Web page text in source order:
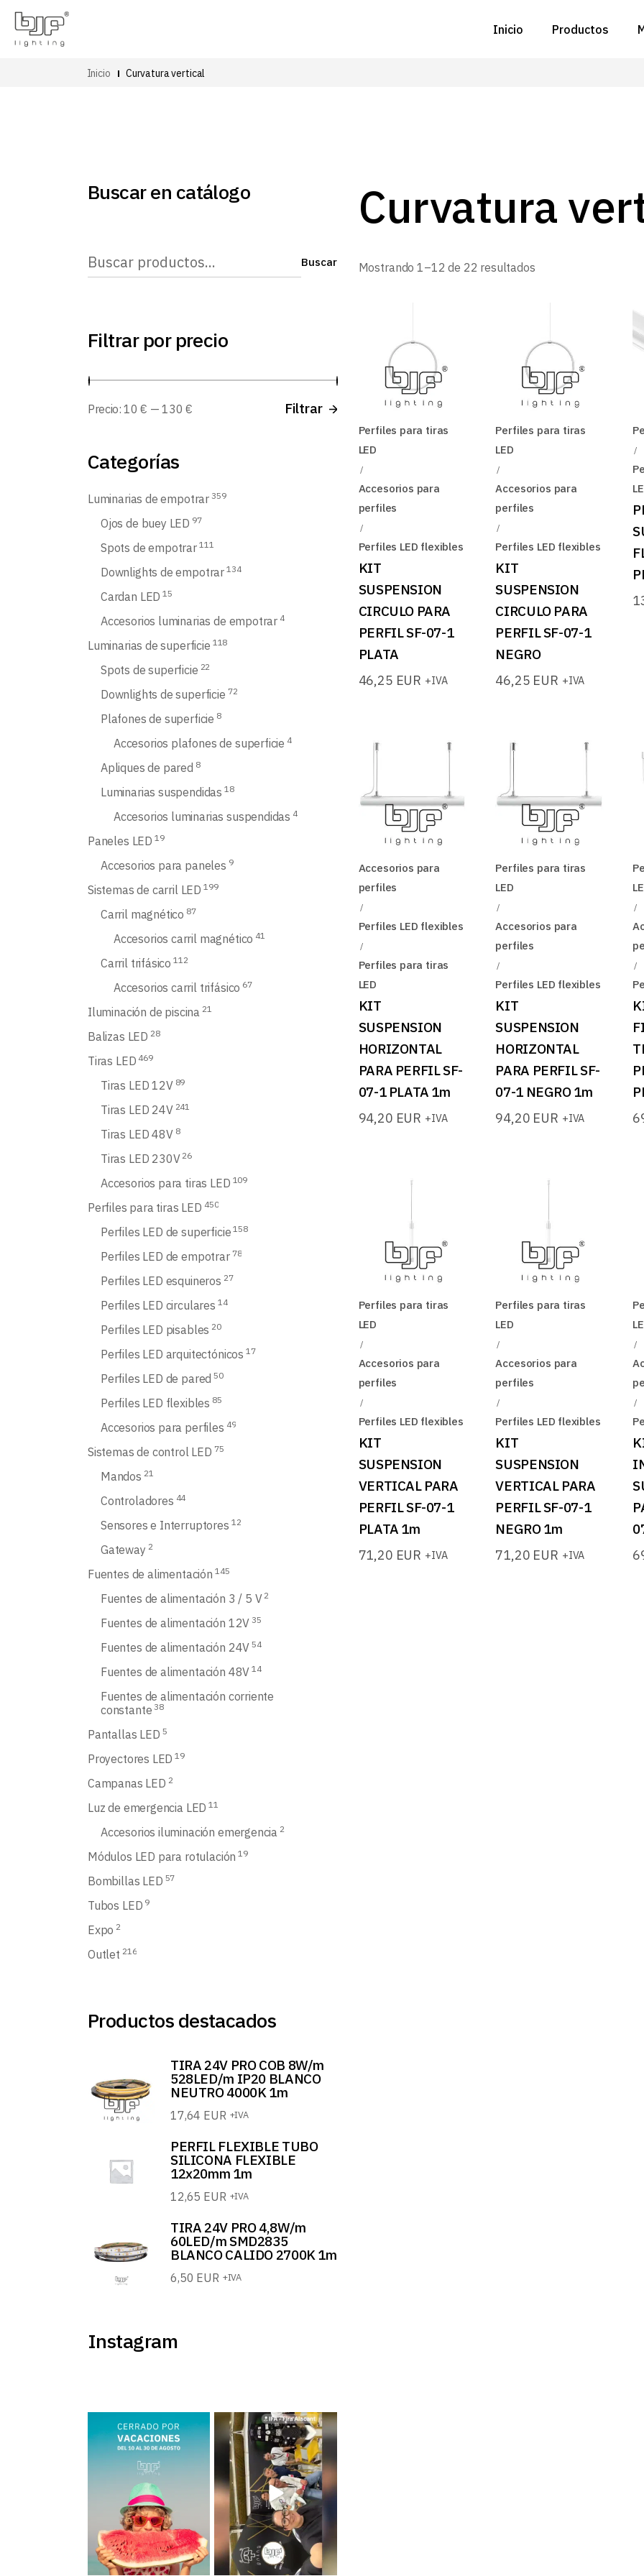
Inicio Productos
Inicio Curvatura vertical
Curvatura
Mostrando 1–12 de 22 resultadosOrdenado
Perfiles para tiras
LED
Accesorios para
perfiles
Perfiles LED flexibles
KIT
SUSPENSION
CIRCULO PARA
PERFIL SF-07-1
PLATA
46,25 EUR +IVA
Perfiles para tiras
LED
Accesorios para
perfiles
Perfiles LED flexibles
KIT
SUSPENSION
CIRCULO PARA
PERFIL SF-07-1
NEGRO
46,25 EUR +IVA
Accesorios para
perfiles
Perfiles LED flexibles
Perfiles para tiras
LED
KIT
SUSPENSION
HORIZONTAL
PARA PERFIL SF-
07-1 PLATA 1m
94,20 EUR +IVA
Perfiles para tiras
LED
Accesorios para
perfiles
Perfiles LED flexibles
KIT
SUSPENSION
HORIZONTAL
PARA PERFIL SF-
07-1 NEGRO 1m
94,20 EUR +IVA
Perfiles para tiras
LED
Accesorios para
perfiles
Perfiles LED flexibles
KIT
SUSPENSION
VERTICAL PARA
PERFIL SF-07-1
PLATA 1m
71,20 EUR +IVA
Perfiles para tiras
LED
Accesorios para
perfiles
Perfiles LED flexibles
KIT
SUSPENSION
VERTICAL PARA
PERFIL SF-07-1
NEGRO 1m
71,20 EUR +IVA
Buscar en catálogo
Buscar Buscar
Filtrar por precio
mínimo
máximo
Filtrar
Precio:10 € —130 €
Categorías
Luminarias de empotrar 359
Ojos de buey LED 97
Spots de empotrar 111
Downlights de empotrar 134
Cardan LED 15
Accesorios luminarias de empotrar 4
Luminarias de superficie 118
Spots de superficie 22
Downlights de superficie 72
Plafones de superficie 8
Accesorios plafones de superficie 4
Apliques de pared 8
Luminarias suspendidas 18
Accesorios luminarias suspendidas 4
Paneles LED 19
Accesorios para paneles 9
Sistemas de carril LED 199
Carril magnético 87
Accesorios carril magnético 41
Carril trifásico 112
Accesorios carril trifásico 67
Iluminación de piscina 21
Balizas LED 28
Tiras LED 469
Tiras LED 12V 89
Tiras LED 24V 241
Tiras LED 48V 8
Tiras LED 230V 26
Accesorios para tiras LED 109
Perfiles para tiras LED 450
Perfiles LED de superficie 158
Perfiles LED de empotrar 78
Perfiles LED esquineros 27
Perfiles LED circulares 14
Perfiles LED pisables 20
Perfiles LED arquitectónicos 17
Perfiles LED de pared 50
Perfiles LED flexibles 85
Accesorios para perfiles 49
Sistemas de control LED 75
Mandos 21
Controladores 44
Sensores e Interruptores 12
Gateway 2
Fuentes de alimentación 145
Fuentes de alimentación 3 / 5 V 2
Fuentes de alimentación 12V 35
Fuentes de alimentación 24V 54
Fuentes de alimentación 48V 14
Fuentes de alimentación corriente
constante 38
Pantallas LED 5
Proyectores LED 19
Campanas LED 2
Luz de emergencia LED 11
Accesorios iluminación emergencia 2
Módulos LED para rotulación 19
Bombillas LED 57
Tubos LED 9
Expo 2
Outlet 216
Productos destacados
TIRA 24V PRO COB 8W/m
528LED/m IP20 BLANCO
NEUTRO 4000K 1m
17,64 EUR +IVA
PERFIL FLEXIBLE TUBO
SILICONA FLEXIBLE
12x20mm 1m
12,65 EUR +IVA
TIRA 24V PRO 4,8W/m
60LED/m SMD2835
BLANCO CALIDO 2700K 1m
6,50 EUR +IVA
Instagram
BJF Lighting permanecerá
𝗰𝗲𝗿𝗿𝗮𝗱𝗼 𝗽𝗼𝗿...
2
Estamos en el Levante Home
Meeting ¡Te esperamos!...
39 5